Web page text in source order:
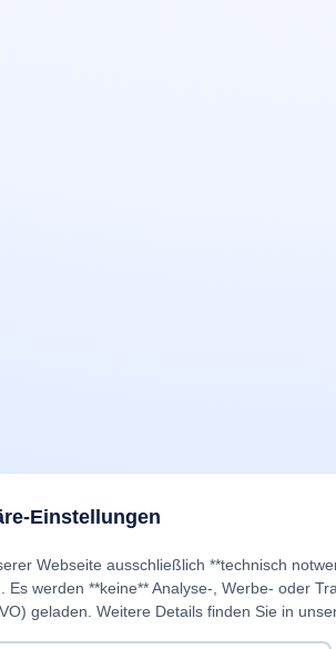
Einstellungen
Webseite ausschließlich **technisch
Es werden **keine** Analyse-, Werbe- oder
geladen. Weitere Details finden Sie in